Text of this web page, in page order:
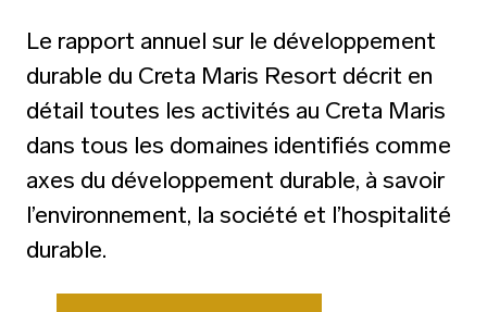
Le rapport annuel sur le développement
durable du Creta Maris Resort décrit en
détail toutes les activités au Creta Maris
dans tous les domaines identifiés comme
axes du développement durable, à savoir
l’environnement, la société et l’hospitalité
durable.